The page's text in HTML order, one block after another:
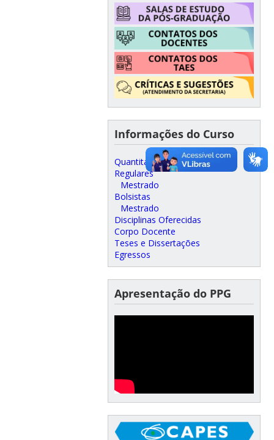
Informações do Curso
Quantitativos
Regulares
Mestrado
Bolsistas
Mestrado
Disciplinas Oferecidas
Corpo Docente
Teses e Dissertações
Egressos
Apresentação do PPG